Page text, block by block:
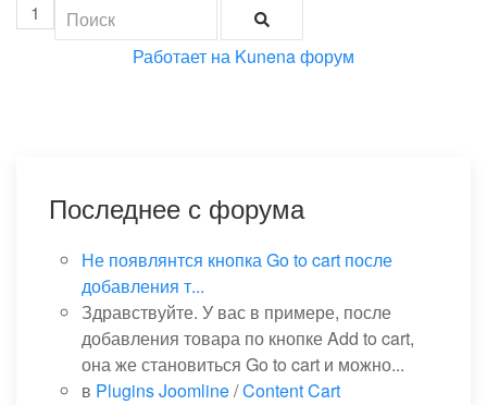
1
Работает на Kunena форум
Последнее с форума
Не появлянтся кнопка Go to cart после
добавления т...
Здравствуйте. У вас в примере, после
добавления товара по кнопке Add to cart,
она же становиться Go to cart и можно...
в Plugins Joomline/Content Cart